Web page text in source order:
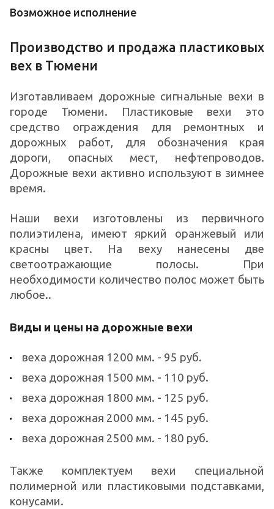
Возможное исполнение
Производство и продажа пластиковых
вех в Тюмени
Изготавливаем дорожные сигнальные вехи в
городе Тюмени. Пластиковые вехи это
средство ограждения для ремонтных и
дорожных работ, для обозначения края
дороги, опасных мест, нефтепроводов.
Дорожные вехи активно используют в зимнее
время.
Наши вехи изготовлены из первичного
полиэтилена, имеют яркий оранжевый или
красны цвет. На веху нанесены две
светоотражающие полосы. При
необходимости количество полос может быть
любое..
Виды и цены на дорожные вехи
веха дорожная 1200 мм. - 95 руб.
веха дорожная 1500 мм. - 110 руб.
веха дорожная 1800 мм. - 125 руб.
веха дорожная 2000 мм. - 145 руб.
веха дорожная 2500 мм. - 180 руб.
Также комплектуем вехи специальной
полимерной или пластиковыми подставками,
конусами.